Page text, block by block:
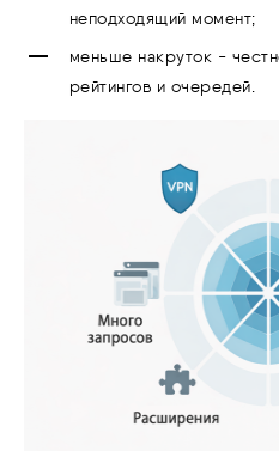
неподходящий момент;
меньше накруток -
рейтингов и очередей.